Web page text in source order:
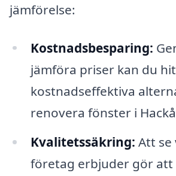
jämförelse:
Kostnadsbesparing:
jämföra priser kan du
kostnadseffektiva
renovera fönster i
Kvalitetssäkring: Att se
företag erbjuder gör att